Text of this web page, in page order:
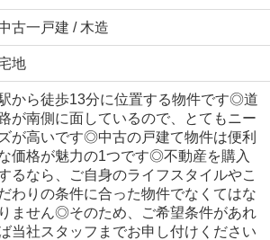
古一戸建 / 木造
地
から徒歩13分に位置する物件です◎道
が南側に面しているので、とてもニー
ズが高いです◎中古の戸建て物件は便利
価格が魅力の1つです◎不動産を購入
るなら、ご自身のライフスタイルやこ
わりの条件に合った物件でなくてはな
りません◎そのため、ご希望条件があれ
当社スタッフまでお申し付けください